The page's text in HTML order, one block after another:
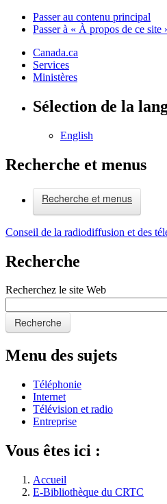
Passer au contenu principal
Passer à « À propos de ce site
Canada.ca
Services
Ministères
Sélection de la
English
Recherche et menus
Recherche et menus
Conseil de la radiodiffusion et des
Recherche
Recherchez le site Web
Recherche
Menu des sujets
Téléphonie
Internet
Télévision et radio
Entreprise
Vous êtes ici :
Accueil
E-Bibliothèque du CRTC